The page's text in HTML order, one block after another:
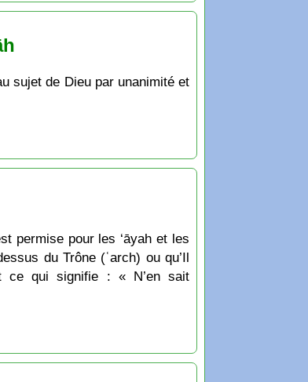
sujet de Dieu par unanimité et
permise pour les ‘āyah et les
du Trône (ʿarch) ou qu’Il
ce qui signifie : « N’en sait